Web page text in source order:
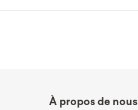
À propos de nous